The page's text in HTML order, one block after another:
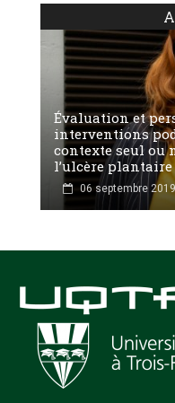
Évaluation et
interventions
contexte seul
l’ulcère
06 septembre 2019